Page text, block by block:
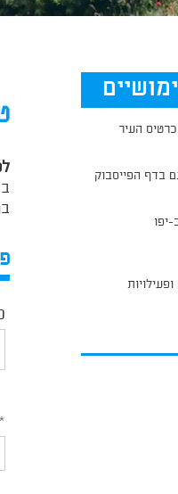
העיר
בדף הפייסבוק
יפו